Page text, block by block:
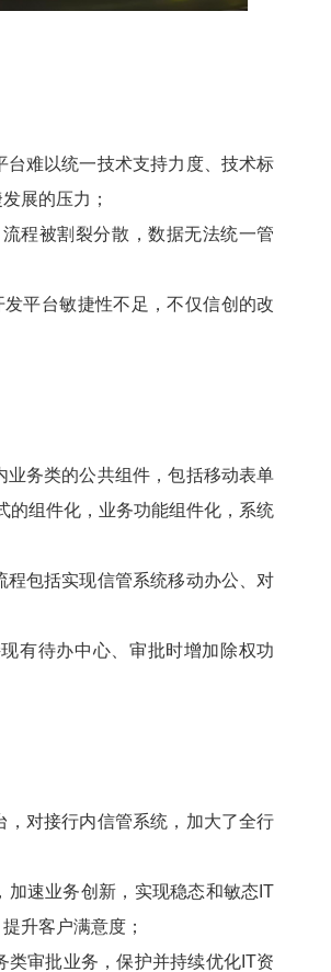
难以统一技术支持力度、技术标
展的压力；
程被割裂分散，数据无法统一管
平台敏捷性不足，不仅信创的改
业务类的公共组件，包括移动表单
的组件化，业务功能组件化，系统
程包括实现信管系统移动办公、对
有待办中心、审批时增加除权功
对接行内信管系统，加大了全行
加速业务创新，实现稳态和敏态IT
升客户满意度；
审批业务，保护并持续优化IT资